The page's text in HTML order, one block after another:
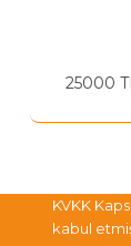
25000
KVKK
kabul